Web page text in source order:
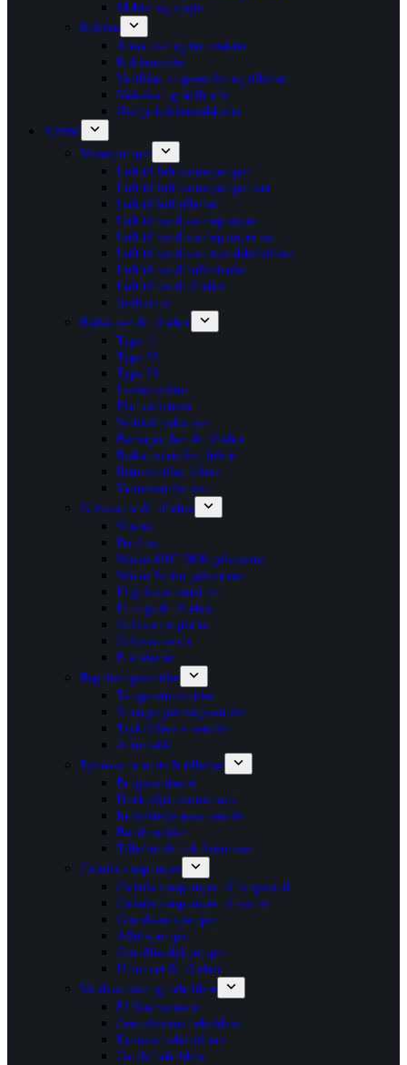
Møbler og spejle
Køkken
Armaturer og termostater
Køkkenvaske
Vandlåse, stopventiler og tilbehør
Vaskekar og stålborde
Øvrige køkkenredskaber
Varme
Varmepumper
Luft til luft varmepumper
Luft til luft varmepumper sæt
Luft til luft tilbehør
Luft til vand varmepumper
Luft til vand varmepumper sæt
Luft til vand varmtvandsbeholdere
Luft til vand buffertanke
Luft til vand tilbehør
Jordvarme
Radiatorer & tilbehør
Type 11
Type 22
Type 33
Lavkonvektor
Plan radiatorer
Vertikal radiatorer
Bæringer, ben & tilbehør
Radiatorventiler, følere
Returventiler, følere
Varmeventilatorer
Gulvvarme & tilbehør
Shunte
Danfoss
Wavin AHC 9000 gulvvarme
Wavin Sentio gulvvarme
El gulvvarmemåtter
Fittings & tilbehør
Gulvvarme plader
Gulvvarme rør
Fordelerrør
Reguleringsventiler
Temperaturventiler
Strengreguleringsventiler
Trykdifferens ventiler
Automatik
Fjernvarme units & tilbehør
Brugsvandsunit
Direktefjernvarmeunits
Indirektefjernvarmeunits
Bundmoduler
Tilbehør & cirkulationssæt
Cirkulationspumper
Cirkulationspumper til brugsvand
Cirkulationspumper til varme
Grundvandspumper
Afløbspumper
Grundfos dykpumper
Unionsæt & tilbehør
Vandvarmere og beholdere
El Vandvarmere
Centralvarme beholdere
Fjernvarmebeholdere
Combi beholdere